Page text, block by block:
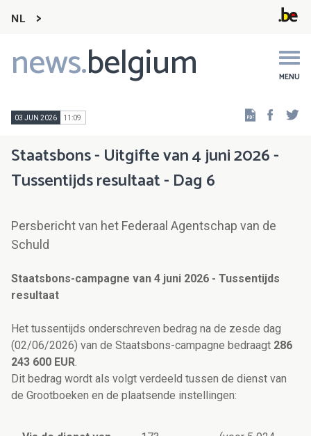
NL
news.belgium MENU
Main
navigation
03 JUN 2026 11:09
Staatsbons - Uitgifte van 4 juni 2026 -
Tussentijds resultaat - Dag 6
Persbericht van het Federaal Agentschap van de
Schuld
Staatsbons-campagne van 4 juni 2026 - Tussentijds
resultaat
Het tussentijds onderschreven bedrag na de zesde dag
(02/06/2026) van de Staatsbons-campagne bedraagt 286
243 600 EUR.
Dit bedrag wordt als volgt verdeeld tussen de dienst van
de Grootboeken en de plaatsende instellingen: